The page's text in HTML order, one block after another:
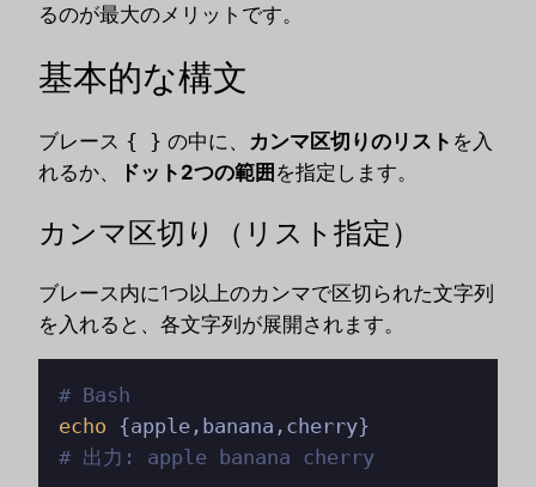
るのが最大のメリットです。
基本的な構文
ブレース { } の中に、 カンマ区切りのリスト を入
れるか、
ドット2つの範囲 を指定します。
カンマ区切り（リスト指定）
ブレース内に1つ以上のカンマで区切られた文字列
を入れると、各文字列が展開されます。
# Bash
echo
# 出力: apple banana cherry